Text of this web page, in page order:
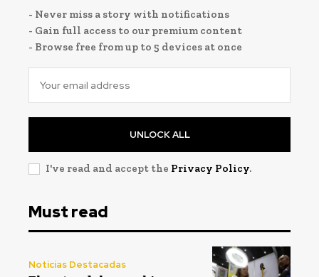
- Never miss a story with notifications
- Gain full access to our premium content
- Browse free from up to 5 devices at once
UNLOCK ALL
I've read and accept the Privacy Policy.
Must read
Noticias Destacadas